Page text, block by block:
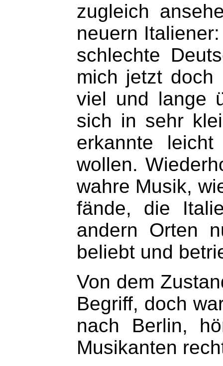
zugleich
neuern
schlechte
mich jetzt doch
viel und lange
sich in sehr
erkannte
wollen.
wahre Musik,
fände, die
andern Orten
beliebt und
Von dem
Begriff, doch
nach Berlin,
Musikanten